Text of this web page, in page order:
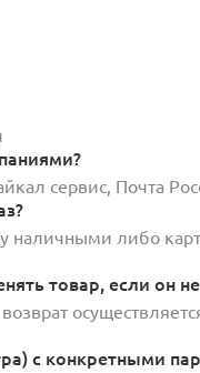
сервис, Почта
наличными либо
товар, если он
с конкретными